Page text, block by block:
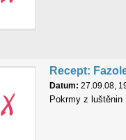
Recept:
Datum: 27.09.08,
Pokrmy z luštěnin